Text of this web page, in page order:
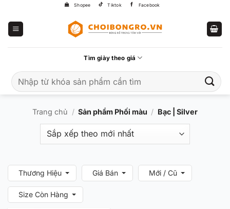
Shopee Tiktok Facebook
Tìm giày theo giá
kiếm:
Trang chủ / Sản phẩm Phối màu / Bạc | Silver
Thương Hiệu Giá Bán Mới / Cũ
Size Còn Hàng